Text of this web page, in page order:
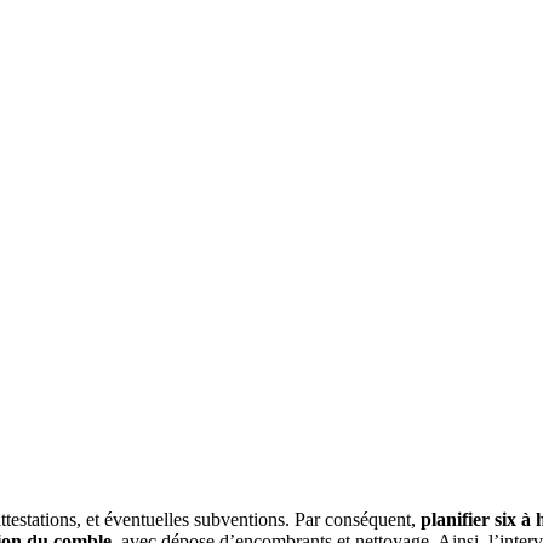
et éventuelles subventions. Par conséquent, planifier six à